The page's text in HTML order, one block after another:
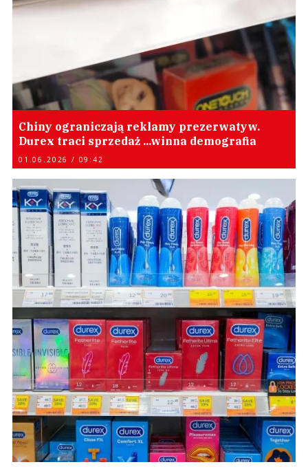
Chiny ograniczają reklamy prezerwatyw.
Durex traci sprzedaż ...winna demografia
01.06.2026 / 09:42